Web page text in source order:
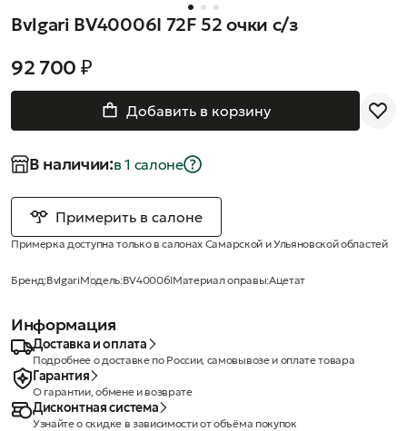
Bvlgari BV40006I 72F 52 очки с/з
92 700 ₽
Добавить в корзину
В наличии:в 1 салонe
Примерить в салоне
Примерка доступна только в салонах Самарской и Ульяновской областей
Бренд:BvlgariМодель:BV40006IМатериал оправы:Ацетат
Информация
Доставка и оплата
Подробнее о доставке по России, самовывозе и оплате товара
Гарантия
О гарантии, обмене и возврате
Дисконтная система
Узнайте о скидке в зависимости от объёма покупок